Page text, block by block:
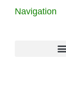
Navigation